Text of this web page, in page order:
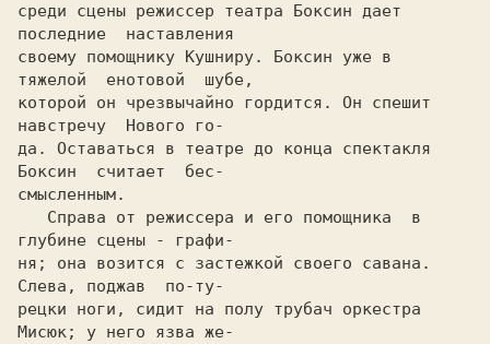
среди сцены режиссер театра Боксин дает
последние  наставления
своему помощнику Кушниру. Боксин уже в
тяжелой  енотовой  шубе,
которой он чрезвычайно гордится. Он спешит
навстречу  Hового го-
да. Оставаться в театре до конца спектакля
Боксин  считает  бес-
смысленным.
глубине сцены - графи-
ня; она возится с застежкой своего савана.
Слева, поджав  по-ту-
рецки ноги, сидит на полу трубач оркестра
Мисюк; у него язва же-